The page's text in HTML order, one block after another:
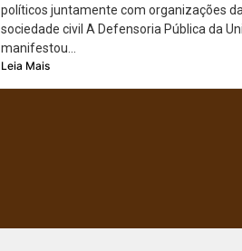
políticos juntamente com organizações
sociedade civil A Defensoria Pública da
manifestou...
Leia Mais